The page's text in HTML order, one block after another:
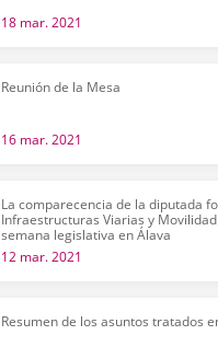
18 mar. 2021
Reunión de la Mesa
16 mar. 2021
La comparecencia de la diputada
Infraestructuras Viarias y
semana legislativa en Álava
12 mar. 2021
Resumen de los asuntos tratados